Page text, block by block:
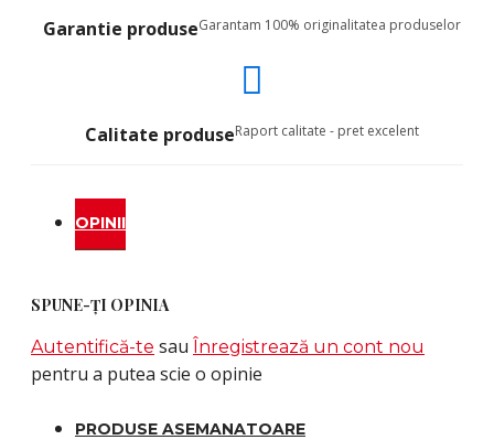
Garantie produseGarantam 100% originalitatea produselor
Calitate produseRaport calitate - pret excelent
OPINII
SPUNE-ŢI OPINIA
Autentifică-te sau Înregistrează un cont nou
pentru a putea scie o opinie
PRODUSE ASEMANATOARE